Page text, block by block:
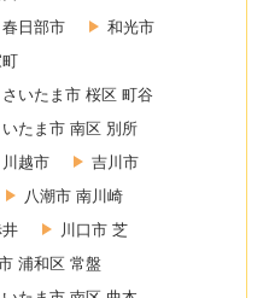
春日部市
和光市
さいたま市 桜区 町谷
いたま市 南区 別所
川越市
吉川市
八潮市 南川崎
川口市 芝
浦和区 常盤